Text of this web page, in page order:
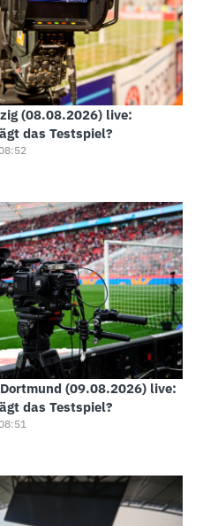
(08.08.2026) live:
das Testspiel?
(09.08.2026) live:
das Testspiel?